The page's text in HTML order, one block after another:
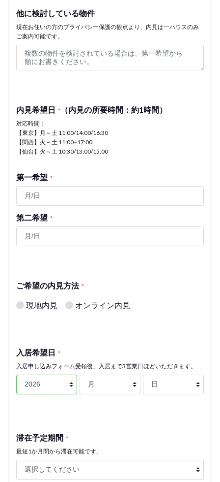
他に検討している物件
現在お住いの方のプライバシー保護の観点より、内見は一ハウスのみ
ご案内可能です。
内見希望日 * （内見の所要時間：約1時間）
対応時間：
【東京】月～土 11:00/14:00/16:30
【関西】火～土 11:00~17:00
【仙台】火～土 10:30/13:00/15:00
第一希望 *
第二希望 *
ご希望の内見方法 *
現地内見 オンライン内見
入居希望日 *
入居申し込みフォーム受領後、入居まで3営業日ほどいただきます。
滞在予定期間 *
最短1か月間から滞在可能です。